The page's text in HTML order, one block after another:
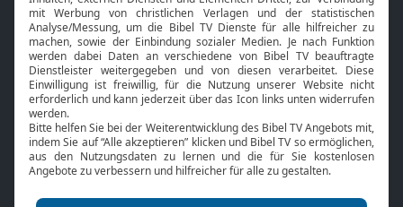
Bibelthek Online-Bibel
Nächster Gottesdienst
Bibel TV
Über uns
Jobs
Mediadaten
Service
Kontakt
TV-Empfang